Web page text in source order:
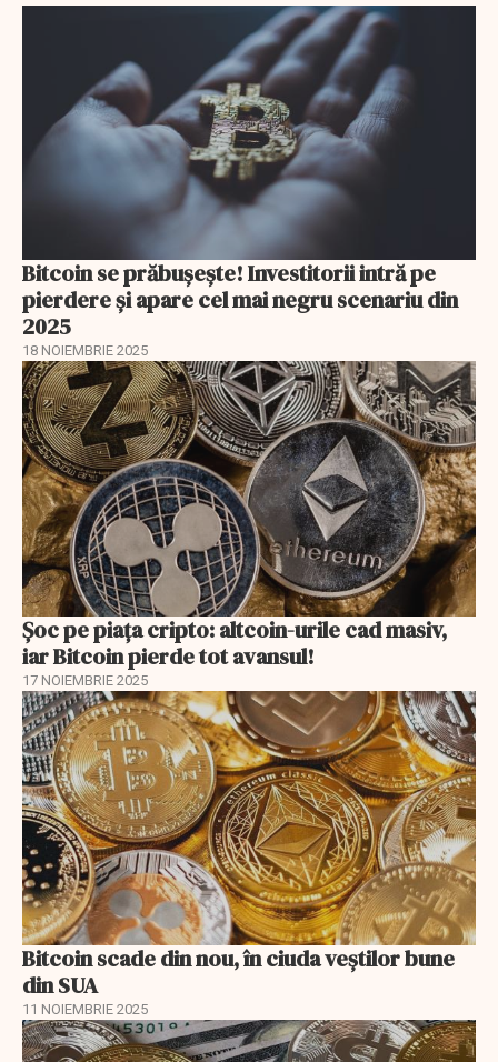
Bitcoin se prăbușește! Investitorii intră pe
pierdere și apare cel mai negru scenariu din
2025
18 NOIEMBRIE 2025
Șoc pe piața cripto: altcoin-urile cad masiv,
iar Bitcoin pierde tot avansul!
17 NOIEMBRIE 2025
Bitcoin scade din nou, în ciuda veștilor bune
din SUA
11 NOIEMBRIE 2025